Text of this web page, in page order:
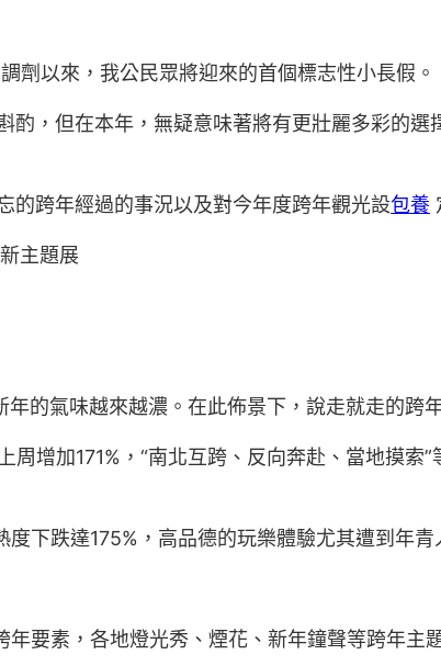
劑以來，我公民眾將迎來的首個標志性小長假。
酌，但在本年，無疑意味著將有更壯麗多彩的
的跨年經過的事況以及對今年度跨年觀光設包養
主題展
的氣味越來越濃。在此佈景下，說走就走的跨
增加171%，“南北互跨、反向奔赴、當地摸索
下跌達175%，高品德的玩樂體驗尤其遭到年青
要素，各地燈光秀、煙花、新年鐘聲等跨年主